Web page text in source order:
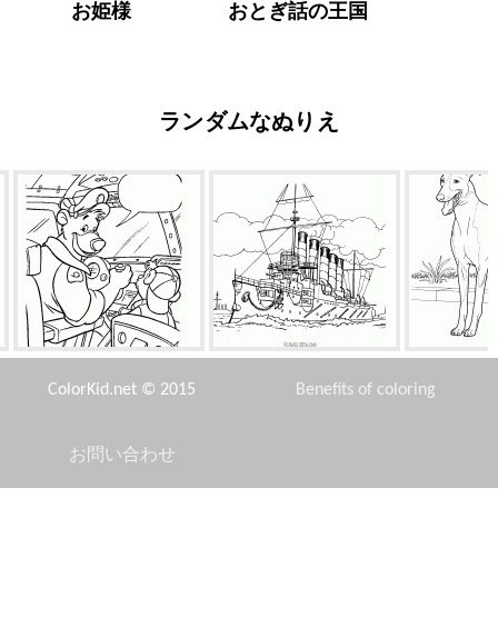
お姫様 おとぎ話の王国
ランダムなぬりえ
バルーはサプライズを用意し
アスコルド巡洋艦 イタリアン
ColorKid.net © 2015 Benefits of coloring
お問い合わせ